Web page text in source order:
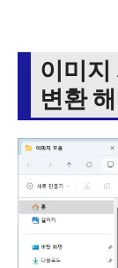
이미
변환 해